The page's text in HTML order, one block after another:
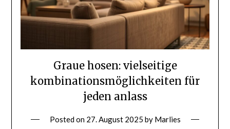
Graue hosen: vielseitige
kombinationsmöglichkeiten für
jeden anlass
Posted on 27. August 2025 by Marlies